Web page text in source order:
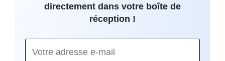
directement dans votre boîte de
réception !